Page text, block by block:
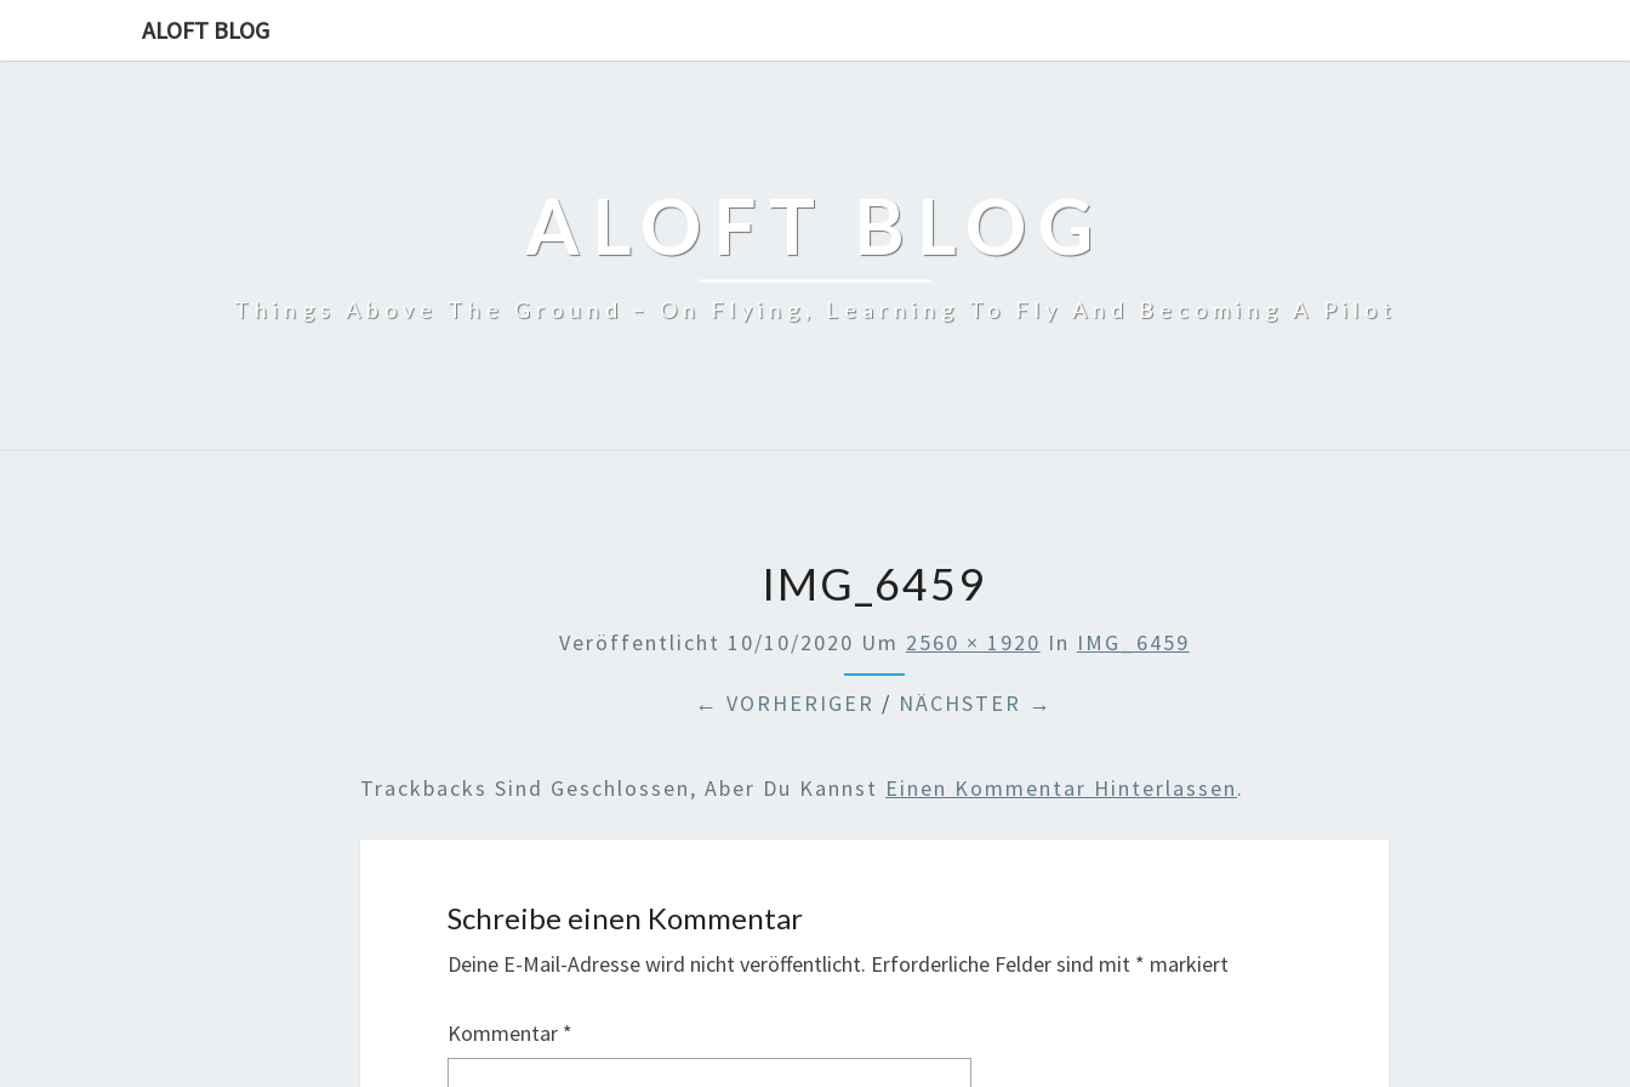
ALOFT BLOG
ALOFT BLOG
Things Above The Ground – On Flying, Learning To Fly And Becoming A Pilot
IMG_6459
Veröffentlicht 10/10/2020 Um 2560 × 1920 In IMG_6459
← VORHERIGER / NÄCHSTER →
Trackbacks Sind Geschlossen, Aber Du Kannst Einen Kommentar Hinterlassen.
Schreibe einen Kommentar
Deine E-Mail-Adresse wird nicht veröffentlicht. Erforderliche Felder sind mit * markiert
Kommentar *